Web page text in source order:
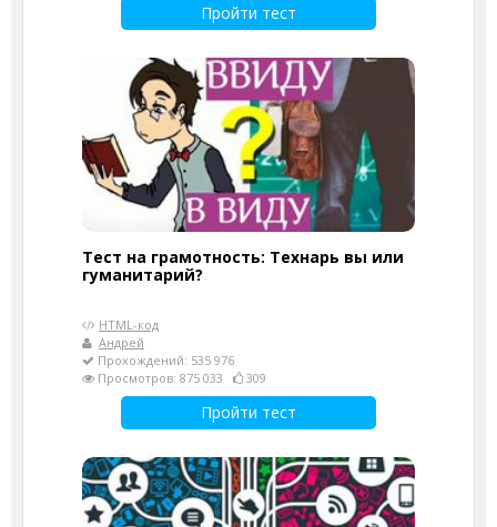
Пройти тест
Тест на грамотность: Технарь вы или
гуманитарий?
HTML-код
Андрей
Прохождений: 535 976
Просмотров: 875 033
309
Пройти тест